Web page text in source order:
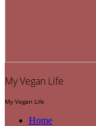
My Vegan Life
My Vegan Life
Home